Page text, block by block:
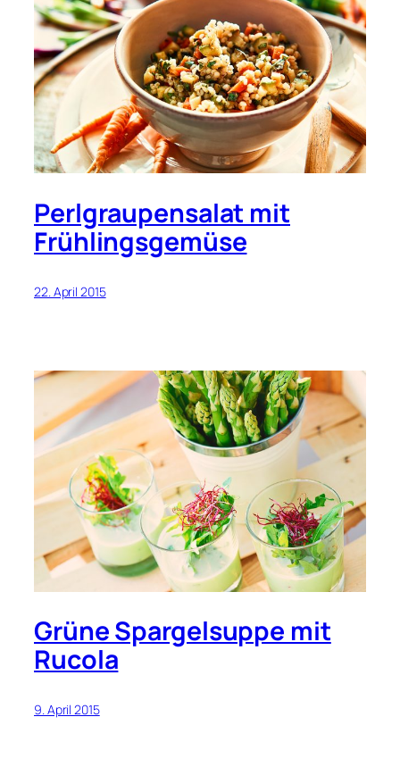
Perlgraupensalat mit
Frühlingsgemüse
22. April 2015
Grüne Spargelsuppe mit
Rucola
9. April 2015